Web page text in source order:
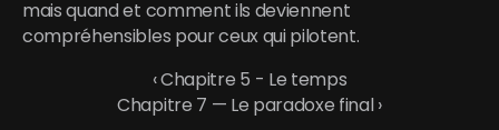
mais quand et comment ils deviennent
compréhensibles pour ceux qui pilotent.
‹ Chapitre 5 - Le temps
Chapitre 7 — Le paradoxe final ›